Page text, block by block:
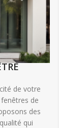
de votre
de
des
qui